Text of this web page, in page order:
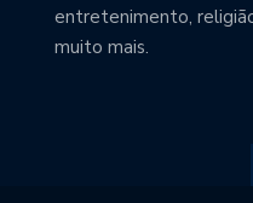
entretenimento,
muito mais.